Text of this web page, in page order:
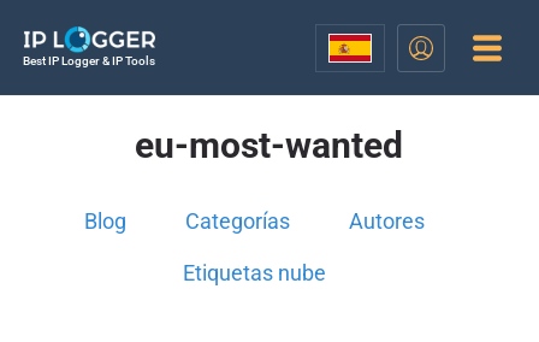
Best IP Logger & IP Tools
eu-most-wanted
Blog Categorías Autores
Etiquetas nube